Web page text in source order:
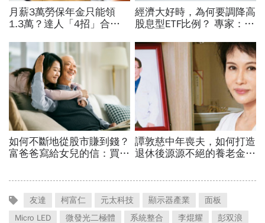
友達 柯富仁 元太科技 顯示器產業
面板
Micro LED
微發光二極體 系統整合 李焜耀 彭双浪